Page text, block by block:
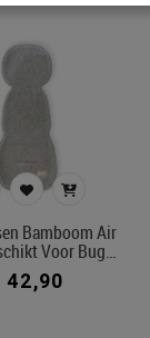
Bamboom Air
Voor Bug…
42,90